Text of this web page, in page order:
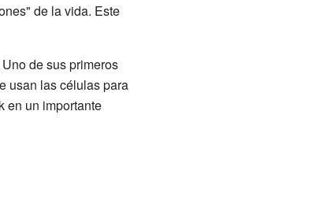
de la vida. Este
de sus primeros
usan las células para
en un importante